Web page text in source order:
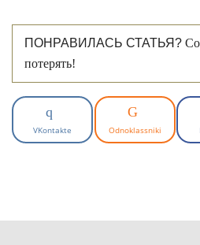
ПОНРАВИЛАСЬ СТАТЬЯ?
потерять!
VKontakte Odnoklassniki